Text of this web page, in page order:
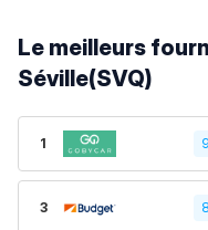
Le meilleurs
Séville(SVQ)
1
3